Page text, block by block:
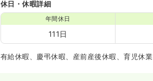
休日・休暇詳細
年間休日
111日
有給休暇、慶弔休暇、産前産後休暇、育児休業